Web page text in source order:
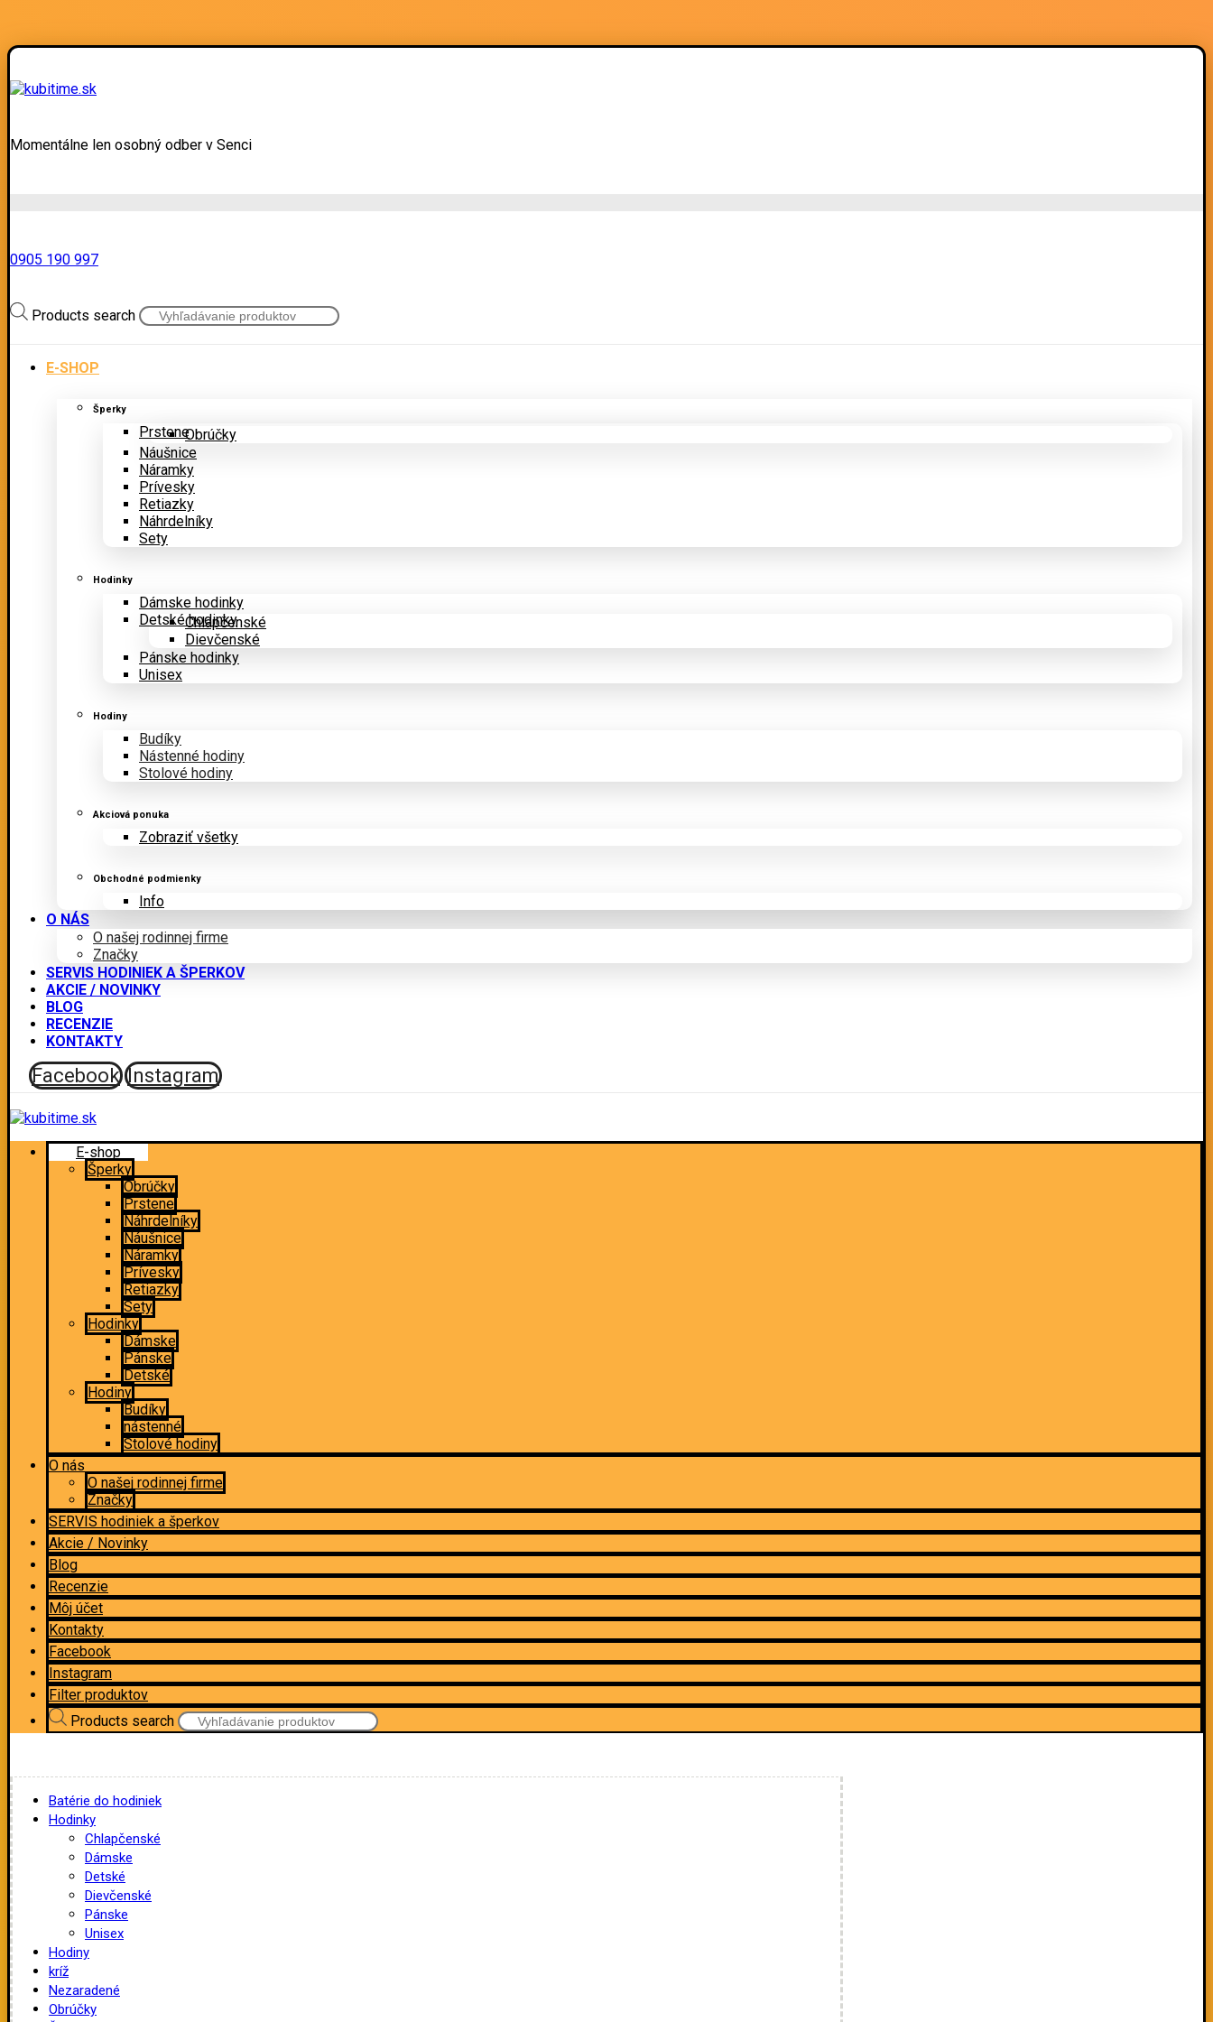
Momentálne len osobný odber v Senci
0905 190 997
Products search
E-SHOP
Šperky
PrsteneObrúčky
Náušnice
Náramky
Prívesky
Retiazky
Náhrdelníky
Sety
Hodinky
Dámske hodinky
Detské hodinky
Chlapčenské
Dievčenské
Pánske hodinky
Unisex
Hodiny
Budíky
Nástenné hodiny
Stolové hodiny
Akciová ponuka
Zobraziť všetky
Obchodné podmienky
Info
O NÁS
O našej rodinnej firme
Značky
SERVIS HODINIEK A ŠPERKOV
AKCIE / NOVINKY
BLOG
RECENZIE
KONTAKTY
Facebook Instagram
E-shop
Šperky
Obrúčky
Prstene
Náhrdelníky
Náušnice
Náramky
Prívesky
Retiazky
Sety
Hodinky
Dámske
Pánske
Detské
Hodiny
Budíky
nástenné
Stolové hodiny
O nás
O našej rodinnej firme
Značky
SERVIS hodiniek a šperkov
Akcie / Novinky
Blog
Recenzie
Môj účet
Kontakty
Facebook
Instagram
Filter produktov
Products search
Batérie do hodiniek
Hodinky
Chlapčenské
Dámske
Detské
Dievčenské
Pánske
Unisex
Hodiny
kríž
Nezaradené
Obrúčky